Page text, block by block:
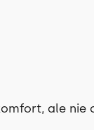
ale nie